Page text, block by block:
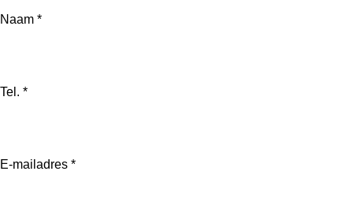
Naam *
Tel. *
E-mailadres *